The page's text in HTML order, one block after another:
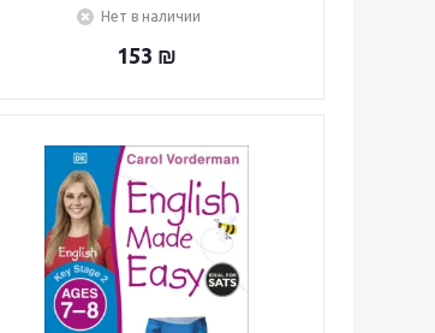
Нет в наличии
153 ₪